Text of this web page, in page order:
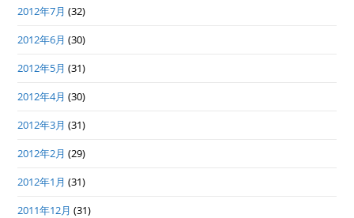
2012年7月 (32)
2012年6月 (30)
2012年5月 (31)
2012年4月 (30)
2012年3月 (31)
2012年2月 (29)
2012年1月 (31)
2011年12月 (31)